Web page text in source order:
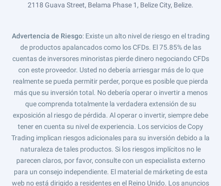
2118 Guava Street, Belama Phase 1, Belize City, Belize.
Advertencia de Riesgo: Existe un alto nivel de riesgo en el trading
de productos apalancados como los CFDs. El 75.85% de las
cuentas de inversores minoristas pierde dinero negociando CFDs
con este proveedor. Usted no debería arriesgar más de lo que
realmente se pueda permitir perder, porque es posible que pierda
más que su inversión total. No debería operar o invertir a menos
que comprenda totalmente la verdadera extensión de su
exposición al riesgo de pérdida. Al operar o invertir, siempre debe
tener en cuenta su nivel de experiencia. Los servicios de Copy
Trading implican riesgos adicionales para su inversión debido a la
naturaleza de tales productos. Si los riesgos implícitos no le
parecen claros, por favor, consulte con un especialista externo
para un consejo independiente. El material de márketing de esta
web no está dirigido a residentes en el Reino Unido. Los anuncios